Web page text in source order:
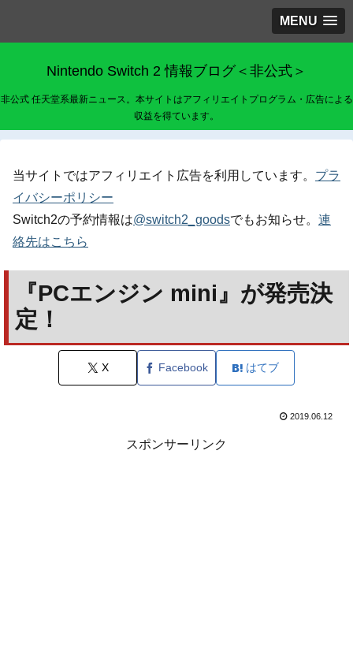
MENU
Nintendo Switch 2 情報ブログ＜非公式＞
非公式 任天堂系最新ニュース。本サイトはアフィリエイトプログラム・広告による
収益を得ています。
当サイトではアフィリエイト広告を利用しています。 プラ
イバシーポリシー
Switch2の予約情報は@switch2_goodsでもお知らせ。 連
絡先はこちら
『PCエンジン mini』が発売決
定！
X Facebook はてブ
2019.06.12
スポンサーリンク